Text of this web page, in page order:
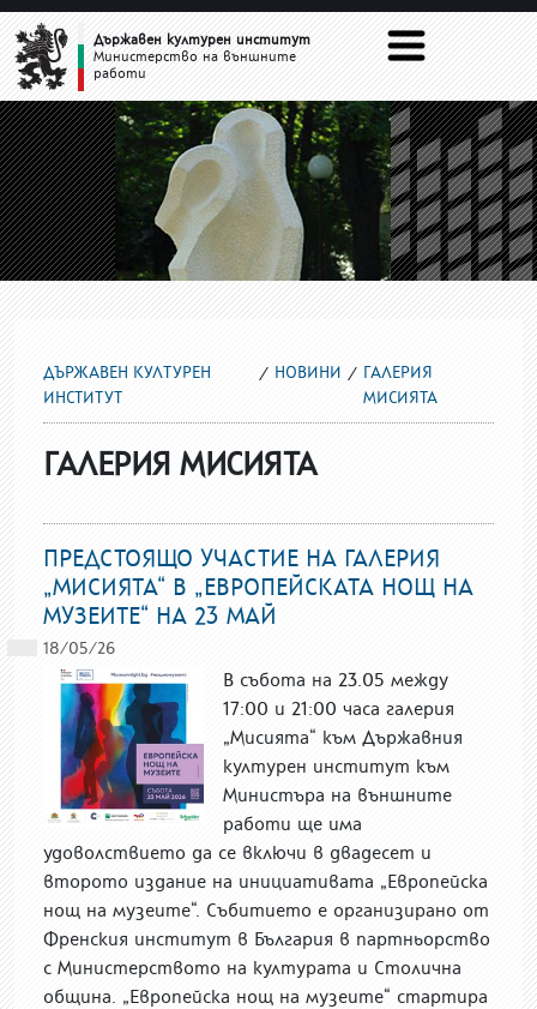
ГАЛЕРИЯ МИСИЯТА
Държавен културен институт
Министерство на външните
работи
ДЪРЖАВЕН КУЛТУРЕН
ИНСТИТУТ
НОВИНИ
ГАЛЕРИЯ
МИСИЯТА
ГАЛЕРИЯ МИСИЯТА
ПРЕДСТОЯЩО УЧАСТИЕ НА ГАЛЕРИЯ
„МИСИЯТА“ В „ЕВРОПЕЙСКАТА НОЩ НА
МУЗЕИТЕ“ НА 23 МАЙ
18/05/26
В събота на 23.05 между
17:00 и 21:00 часа галерия
„Мисията“ към Държавния
културен институт към
Министъра на външните
работи ще има
удоволствието да се включи в двадесет и
второто издание на инициативата „Европейска
нощ на музеите“. Събитието е организирано от
Френския институт в България в партньорство
с Министерството на културата и Столична
община. „Европейска нощ на музеите“ стартира